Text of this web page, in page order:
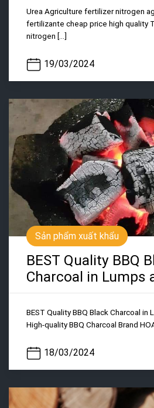
19/03/2024
Urea Agriculture fertilizer nitrogen
fertilizante cheap price high quality
nitrogen [...]
Sản phẩm xuất khẩu
BEST Quality BBQ
Charcoal in Lumps
18/03/2024
BEST Quality BBQ Black Charcoal in
High-quality BBQ Charcoal Brand